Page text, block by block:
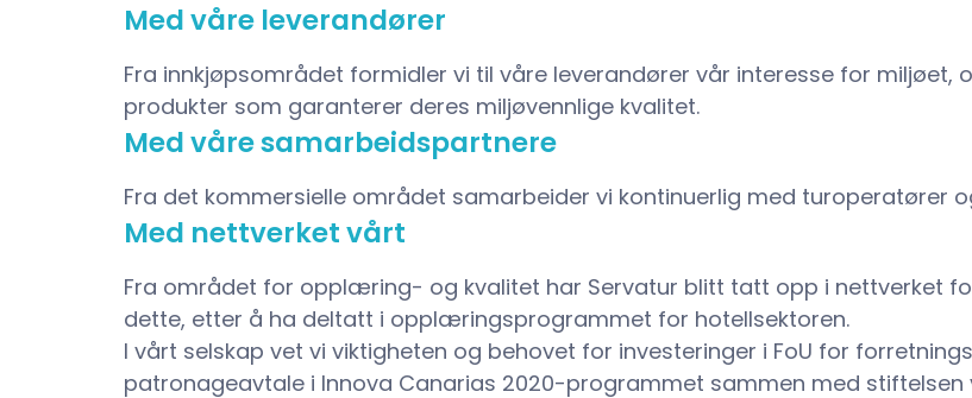
Med våre leverandører
Fra innkjøpsområdet formidler vi til våre leverandører vår interesse for miljøet,
produkter som garanterer deres miljøvennlige kvalitet.
Med våre samarbeidspartnere
Fra det kommersielle området samarbeider vi kontinuerlig med turoperatører
Med nettverket vårt
Fra området for opplæring- og kvalitet har Servatur blitt tatt opp i nettverket
dette, etter å ha deltatt i opplæringsprogrammet for hotellsektoren.
I vårt selskap vet vi viktigheten og behovet for investeringer i FoU for
patronageavtale i Innova Canarias 2020-programmet sammen med stiftelsen